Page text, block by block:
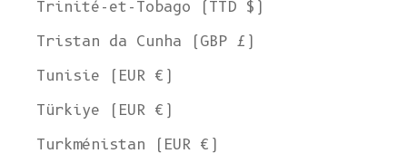
Trinité-et-Tobago (TTD $)
Tristan da Cunha (GBP £)
Tunisie (EUR €)
Türkiye (EUR €)
Turkménistan (EUR €)